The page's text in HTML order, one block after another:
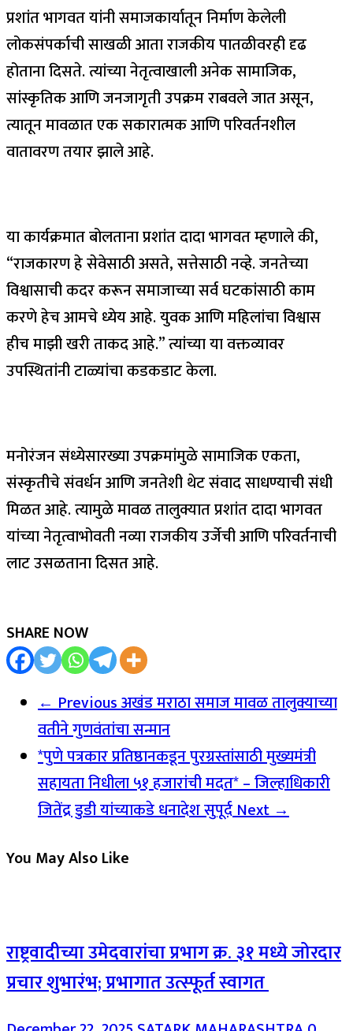
प्रशांत भागवत यांनी समाजकार्यातून निर्माण केलेली
लोकसंपर्काची साखळी आता राजकीय पातळीवरही दृढ
होताना दिसते. त्यांच्या नेतृत्वाखाली अनेक सामाजिक,
सांस्कृतिक आणि जनजागृती उपक्रम राबवले जात असून,
त्यातून मावळात एक सकारात्मक आणि परिवर्तनशील
वातावरण तयार झाले आहे.
या कार्यक्रमात बोलताना प्रशांत दादा भागवत म्हणाले की,
“राजकारण हे सेवेसाठी असते, सत्तेसाठी नव्हे. जनतेच्या
विश्वासाची कदर करून समाजाच्या सर्व घटकांसाठी काम
करणे हेच आमचे ध्येय आहे. युवक आणि महिलांचा विश्वास
हीच माझी खरी ताकद आहे.” त्यांच्या या वक्तव्यावर
उपस्थितांनी टाळ्यांचा कडकडाट केला.
मनोरंजन संध्येसारख्या उपक्रमांमुळे सामाजिक एकता,
संस्कृतीचे संवर्धन आणि जनतेशी थेट संवाद साधण्याची संधी
मिळत आहे. त्यामुळे मावळ तालुक्यात प्रशांत दादा भागवत
यांच्या नेतृत्वाभोवती नव्या राजकीय उर्जेची आणि परिवर्तनाची
लाट उसळताना दिसत आहे.
SHARE NOW
← Previousअखंड मराठा समाज मावळ तालुक्याच्या
वतीने गुणवंतांचा सन्मान
*पुणे पत्रकार प्रतिष्ठानकडून पुरग्रस्तांसाठी मुख्यमंत्री
सहायता निधीला ५१ हजारांची मदत* – जिल्हाधिकारी
जितेंद्र डुडी यांच्याकडे धनादेश सुपूर्दNext →
You May Also Like
राष्ट्रवादीच्या उमेदवारांचा प्रभाग क्र. ३१ मध्ये जोरदार
प्रचार शुभारंभ; प्रभागात उत्स्फूर्त स्वागत